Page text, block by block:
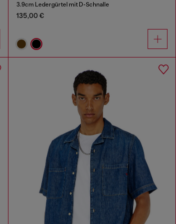
3.9cm Ledergürtel mit D-Schnalle
135,00 €